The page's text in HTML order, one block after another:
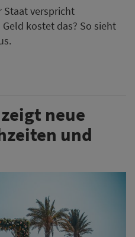
Staat verspricht
kostet das? So sieht
neue
und